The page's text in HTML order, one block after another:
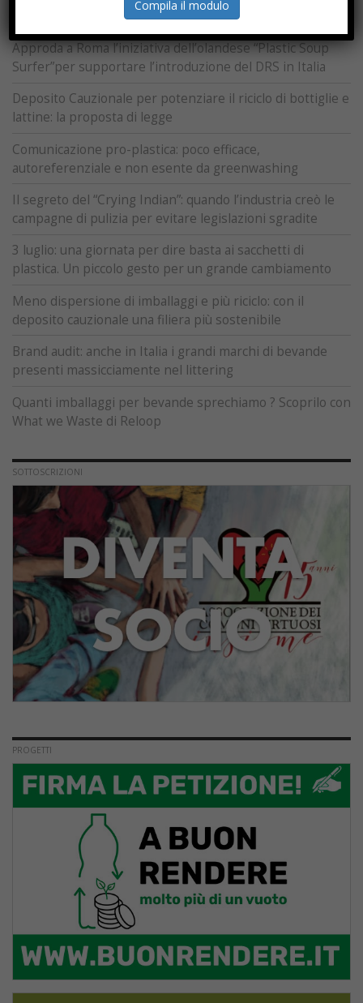
legge per introdurre il Deposito Cauzionale in Italia
Approda a Roma l’iniziativa dell’olandese “Plastic Soup
Surfer”per supportare l’introduzione del DRS in Italia
Deposito Cauzionale per potenziare il riciclo di bottiglie e
lattine: la proposta di legge
Comunicazione pro-plastica: poco efficace,
autoreferenziale e non esente da greenwashing
Il segreto del “Crying Indian”: quando l’industria creò le
campagne di pulizia per evitare legislazioni sgradite
3 luglio: una giornata per dire basta ai sacchetti di
plastica. Un piccolo gesto per un grande cambiamento
Meno dispersione di imballaggi e più riciclo: con il
deposito cauzionale una filiera più sostenibile
Brand audit: anche in Italia i grandi marchi di bevande
presenti massicciamente nel littering
Quanti imballaggi per bevande sprechiamo ? Scoprilo con
What we Waste di Reloop
SOTTOSCRIZIONI
PROGETTI
Compila il modulo